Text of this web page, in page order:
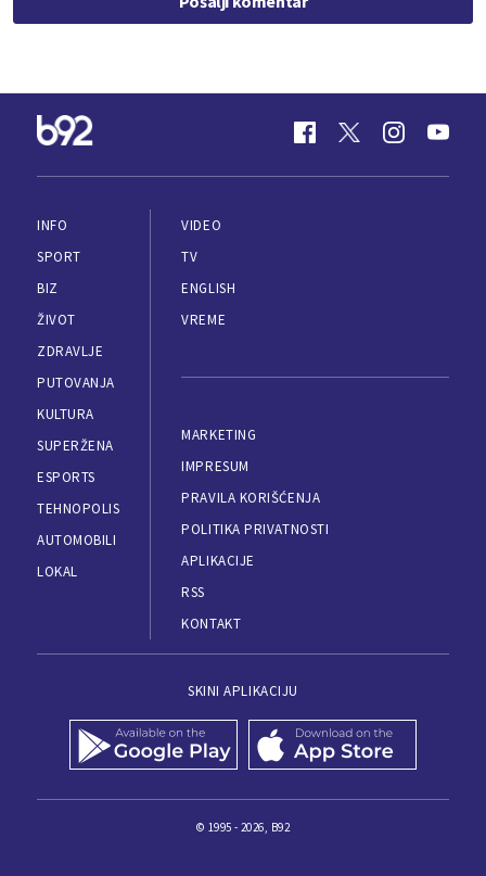
INFO
SPORT
BIZ
ŽIVOT
ZDRAVLJE
PUTOVANJA
KULTURA
SUPERŽENA
ESPORTS
TEHNOPOLIS
AUTOMOBILI
LOKAL
VIDEO
TV
ENGLISH
VREME
MARKETING
IMPRESUM
PRAVILA KORIŠĆENJA
POLITIKA PRIVATNOSTI
APLIKACIJE
RSS
KONTAKT
SKINI APLIKACIJU
© 1995 - 2026, B92